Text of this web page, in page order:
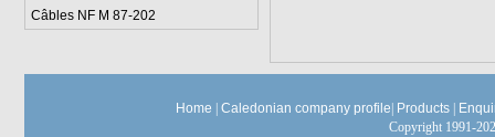
Câbles NF M 87-202
Home Caledonian company profile Products
Copyright 1991-